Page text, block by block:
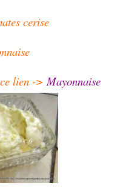
cerise
lien -> Mayonnaise